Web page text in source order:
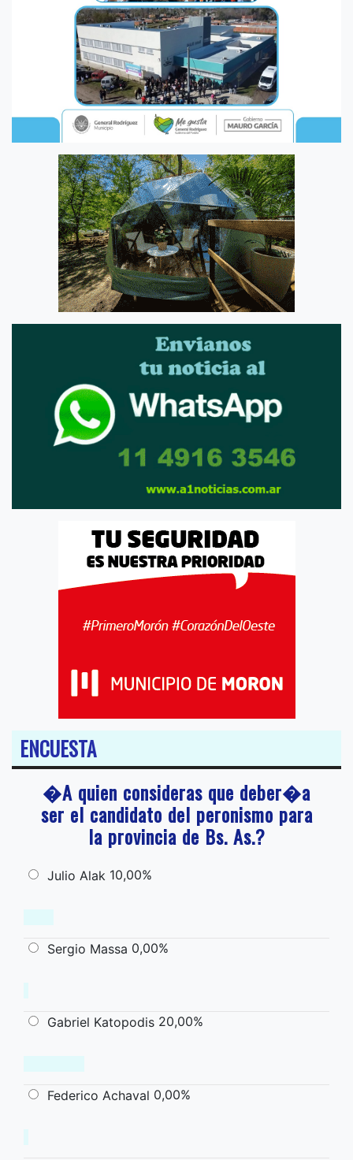
ENCUESTA
�A quien consideras que deber�a
ser el candidato del peronismo para
la provincia de Bs. As.?
Julio Alak 10,00%
Sergio Massa 0,00%
Gabriel Katopodis 20,00%
Federico Achaval 0,00%